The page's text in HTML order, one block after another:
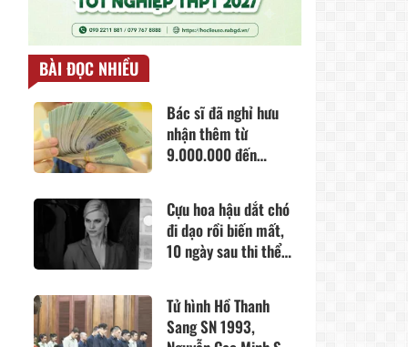
BÀI ĐỌC NHIỀU
Bác sĩ đã nghỉ hưu
nhận thêm từ
9.000.000 đến
đồng/tháng (khác
lương hưu) theo Nghị
quyết 25, cụ thể khi
đáp ứng điều kiện gì?
Cựu hoa hậu dắt chó
đi dạo rồi biến mất,
10 ngày sau thi thể
chiếc túi giữa rừng
Tử hình Hồ Thanh
Sang SN 1993,